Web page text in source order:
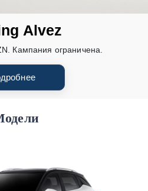
Alvez
Кампания ограничена.